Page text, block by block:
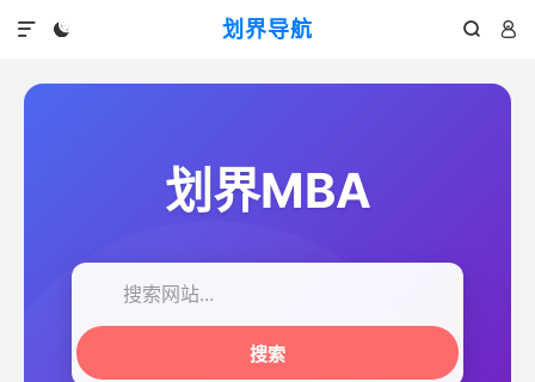
划界导航
  

划界MBA
搜索